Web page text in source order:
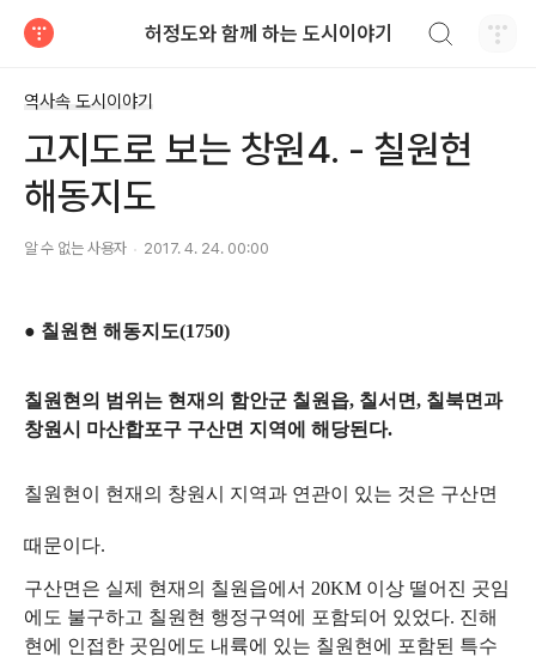
허정도와 함께 하는 도시이야기
역사속 도시이야기
고지도로 보는 창원4. - 칠원현
해동지도
알 수 없는 사용자 2017. 4. 24. 00:00
● 칠원현 해동지도(1750)
칠원현의 범위는 현재의 함안군 칠원읍, 칠서면, 칠북면과
창원시 마산합포구 구산면 지역에 해당된다.
칠원현이 현재의 창원시 지역과 연관이 있는 것은 구산면
때문이다.
구산면은 실제 현재의 칠원읍에서 20KM 이상 떨어진 곳임
에도 불구하고 칠원현 행정구역에 포함되어 있었다. 진해
현에 인접한 곳임에도 내륙에 있는 칠원현에 포함된 특수